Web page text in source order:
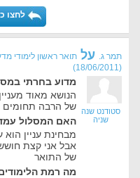
לחצו
תמר ג. על תואר ראשון לימודי
(
18/06/2011
)
סטודנט שנה
שניה
מדוע בחרתי
הנושא מאוד
של הרבה תחומים
האם המסלול עמד
מבחינת עניין
אבל אני קצת
של התואר
מה רמת